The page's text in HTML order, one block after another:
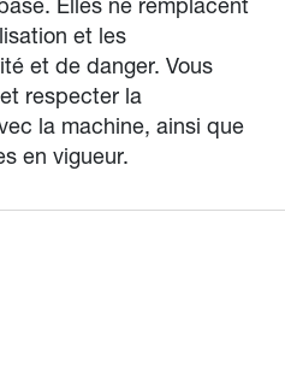
et les
et de danger. Vous
respecter la
la machine, ainsi que
en vigueur.